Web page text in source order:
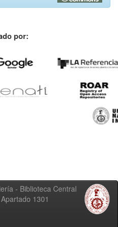
por:
- Biblioteca Central
1301